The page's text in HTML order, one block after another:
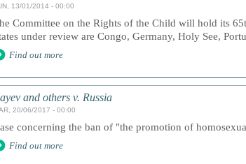
13/01/2014 - 00:00
Committee on the Rights of the Child will hold its
under review are Congo, Germany, Holy See,
Find out more
and others v. Russia
20/06/2017 - 00:00
concerning the ban of "the promotion of
Find out more